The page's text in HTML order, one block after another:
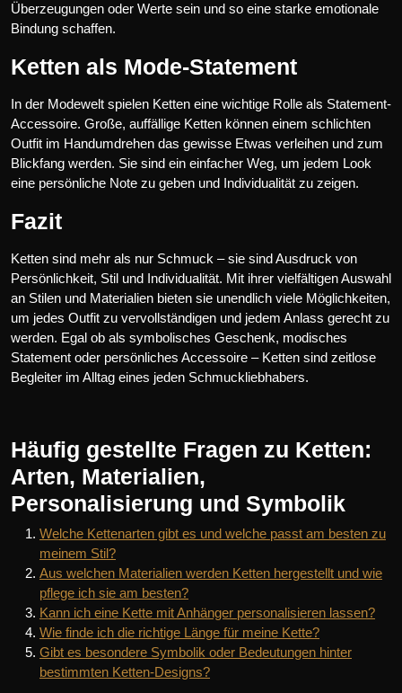
Überzeugungen oder Werte sein und so eine starke emotionale
Bindung schaffen.
Ketten als Mode-Statement
In der Modewelt spielen Ketten eine wichtige Rolle als Statement-
Accessoire. Große, auffällige Ketten können einem schlichten
Outfit im Handumdrehen das gewisse Etwas verleihen und zum
Blickfang werden. Sie sind ein einfacher Weg, um jedem Look
eine persönliche Note zu geben und Individualität zu zeigen.
Fazit
Ketten sind mehr als nur Schmuck – sie sind Ausdruck von
Persönlichkeit, Stil und Individualität. Mit ihrer vielfältigen Auswahl
an Stilen und Materialien bieten sie unendlich viele Möglichkeiten,
um jedes Outfit zu vervollständigen und jedem Anlass gerecht zu
werden. Egal ob als symbolisches Geschenk, modisches
Statement oder persönliches Accessoire – Ketten sind zeitlose
Begleiter im Alltag eines jeden Schmuckliebhabers.
Häufig gestellte Fragen zu Ketten:
Arten, Materialien,
Personalisierung und Symbolik
Welche Kettenarten gibt es und welche passt am besten zu
meinem Stil?
Aus welchen Materialien werden Ketten hergestellt und wie
pflege ich sie am besten?
Kann ich eine Kette mit Anhänger personalisieren lassen?
Wie finde ich die richtige Länge für meine Kette?
Gibt es besondere Symbolik oder Bedeutungen hinter
bestimmten Ketten-Designs?